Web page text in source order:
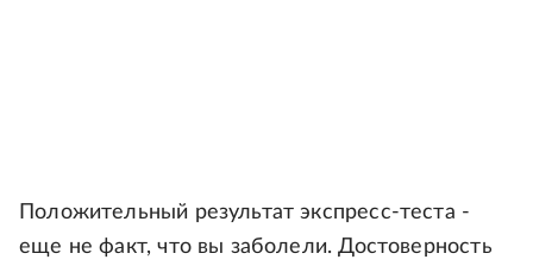
Положительный результат экспресс-теста -
еще не факт, что вы заболели. Достоверность